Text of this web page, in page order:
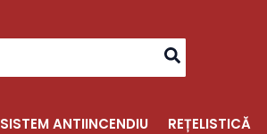
SISTEM ANTIINCENDIU
REȚELISTICĂ